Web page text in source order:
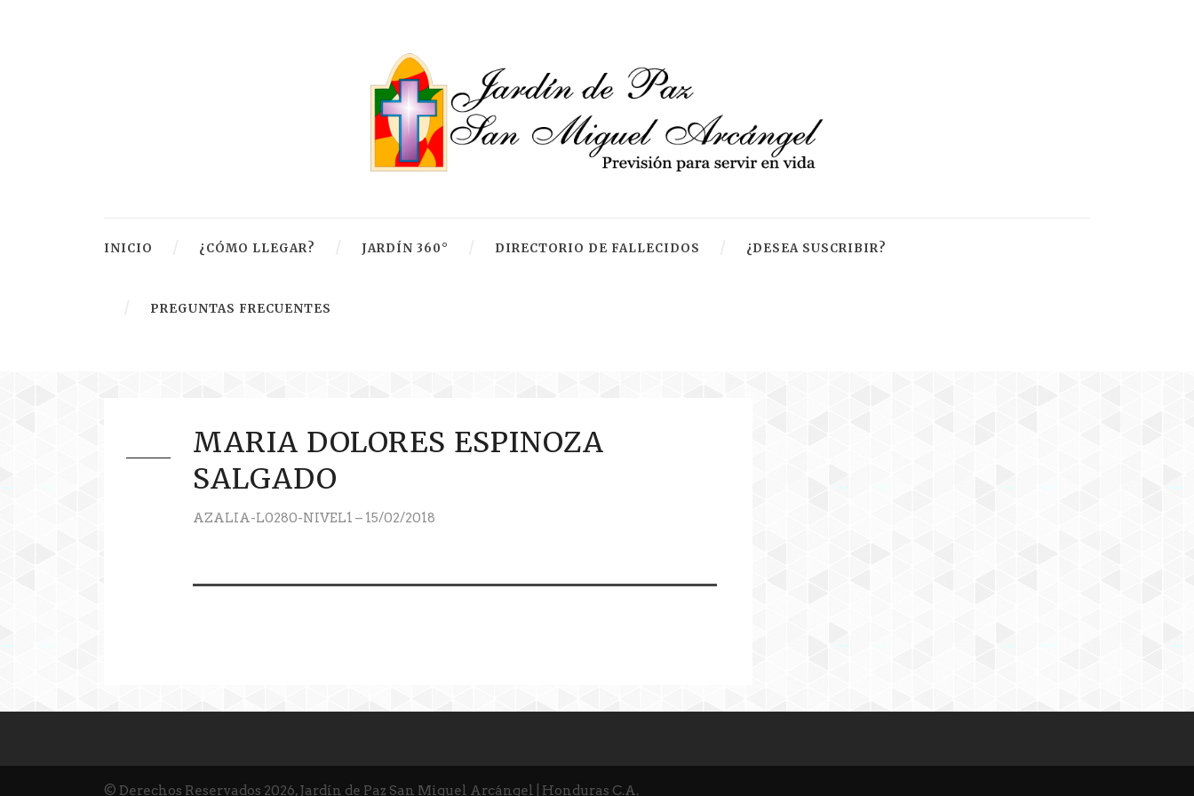
INICIO ¿CÓMO LLEGAR? JARDÍN 360° DIRECTORIO DE FALLECIDOS ¿DESEA SUSCRIBIR?
PREGUNTAS FRECUENTES
MARIA DOLORES ESPINOZA
SALGADO
AZALIA-L0280-NIVEL1 – 15/02/2018
© Derechos Reservados 2026, Jardín de Paz San Miguel Arcángel | Honduras C.A.